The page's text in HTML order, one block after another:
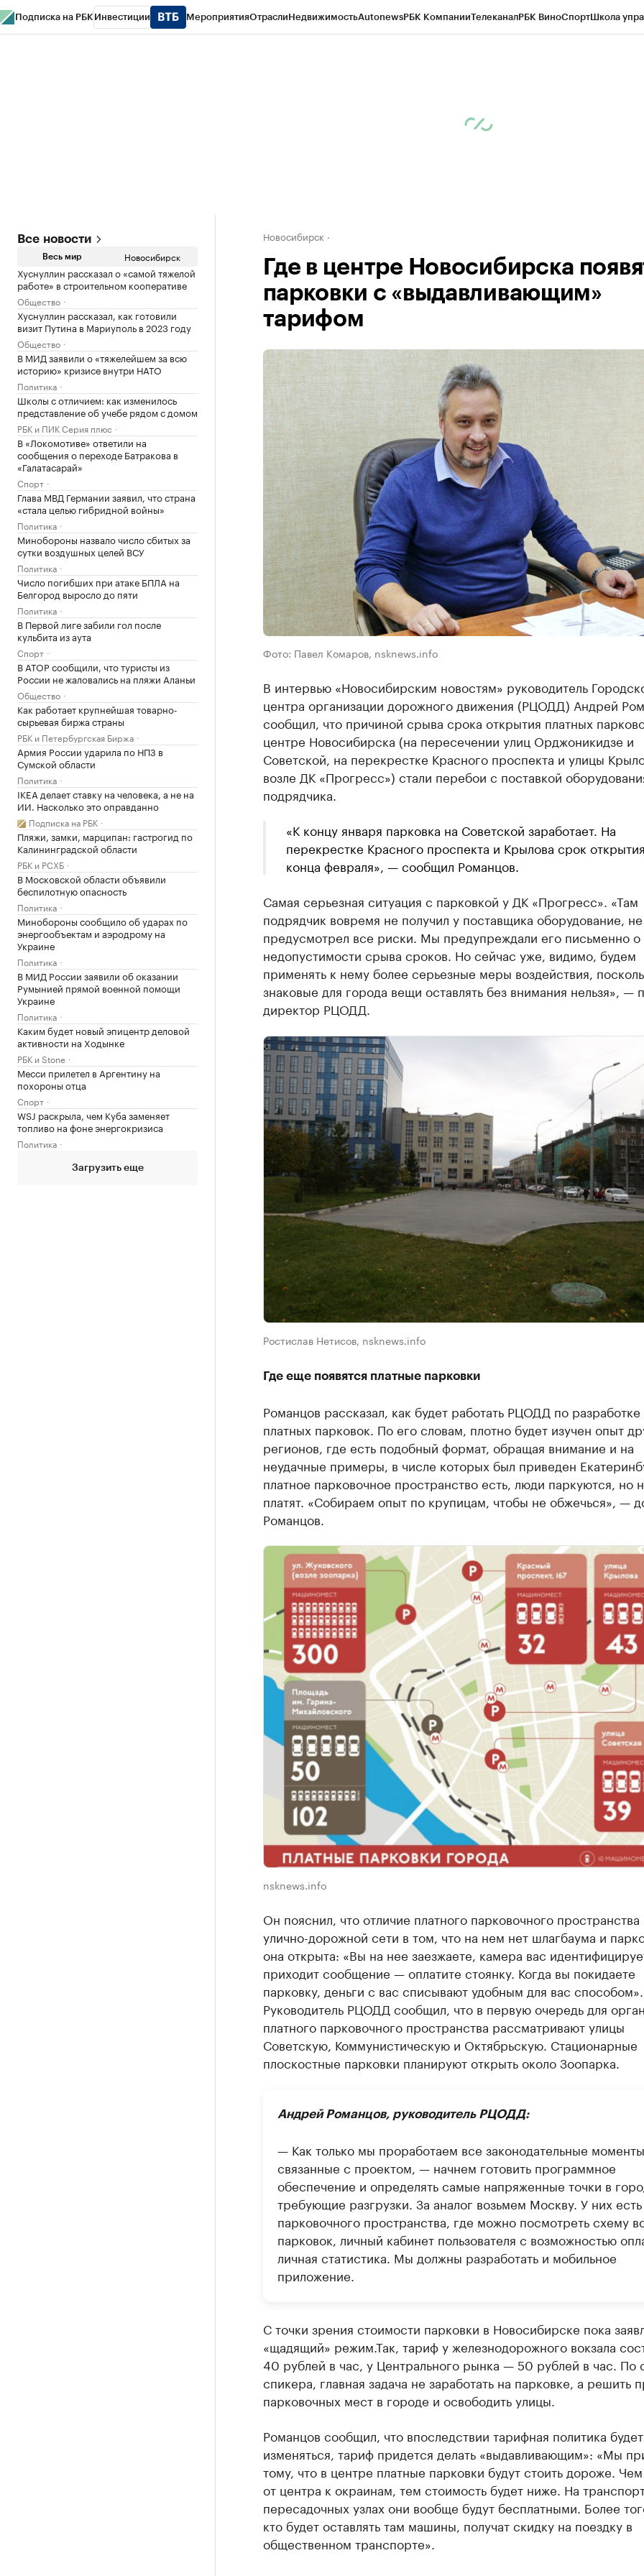
Подписка на РБК Инвестиции МероприятияОтраслиНедвижимостьAutonewsРБК КомпанииТелеканалРБК ВиноСпортШкола
Все новости
Весь мир Новосибирск
Хуснуллин рассказал о «самой тяжелой
работе» в строительном кооперативе
Общество
Хуснуллин рассказал, как готовили
визит Путина в Мариуполь в 2023 году
Общество
В МИД заявили о «тяжелейшем за всю
историю» кризисе внутри НАТО
Политика
Школы с отличием: как изменилось
представление об учебе рядом с домом
РБК и ПИК Серия плюс
В «Локомотиве» ответили на
сообщения о переходе Батракова в
«Галатасарай»
Спорт
Глава МВД Германии заявил, что страна
«стала целью гибридной войны»
Политика
Минобороны назвало число сбитых за
сутки воздушных целей ВСУ
Политика
Число погибших при атаке БПЛА на
Белгород выросло до пяти
Политика
В Первой лиге забили гол после
кульбита из аута
Спорт
В АТОР сообщили, что туристы из
России не жаловались на пляжи Аланьи
Общество
Как работает крупнейшая товарно-
сырьевая биржа страны
РБК и Петербургская Биржа
Армия России ударила по НПЗ в
Сумской области
Политика
IKEA делает ставку на человека, а не на
ИИ. Насколько это оправданно
Подписка на РБК
Пляжи, замки, марципан: гастрогид по
Калининградской области
РБК и РСХБ
В Московской области объявили
беспилотную опасность
Политика
Минобороны сообщило об ударах по
энергообъектам и аэродрому на
Украине
Политика
В МИД России заявили об оказании
Румынией прямой военной помощи
Украине
Политика
Каким будет новый эпицентр деловой
активности на Ходынке
РБК и Stone
Месси прилетел в Аргентину на
похороны отца
Спорт
WSJ раскрыла, чем Куба заменяет
топливо на фоне энергокризиса
Политика
Загрузить еще
Новосибирск
Где в центре Новосибирска
парковки с «выдавливающим»
тарифом
Фото: Павел Комаров, nsknews.info
В интервью «Новосибирским новостям» руководитель
центра организации дорожного движения (РЦОДД) Андрей
сообщил, что причиной срыва срока открытия платных
центре Новосибирска (на пересечении улиц Орджоникидзе и
Советской, на перекрестке Красного проспекта и улицы
возле ДК «Прогресс») стали перебои с поставкой
подрядчика.
«К концу января парковка на Советской заработает. На
перекрестке Красного проспекта и Крылова срок
конца февраля», — сообщил Романцов.
Самая серьезная ситуация с парковкой у ДК «Прогресс». «Там
подрядчик вовремя не получил у поставщика оборудование, не
предусмотрел все риски. Мы предупреждали его письменно о
недопустимости срыва сроков. Но сейчас уже, видимо, будем
применять к нему более серьезные меры воздействия,
знаковые для города вещи оставлять без внимания нельзя», —
директор РЦОДД.
Ростислав Нетисов, nsknews.info
Где еще появятся платные парковки
Романцов рассказал, как будет работать РЦОДД по разработке
платных парковок. По его словам, плотно будет изучен опыт
регионов, где есть подобный формат, обращая внимание и на
неудачные примеры, в числе которых был приведен
платное парковочное пространство есть, люди паркуются, но
платят. «Собираем опыт по крупицам, чтобы не обжечься», —
Романцов.
nsknews.info
Он пояснил, что отличие платного парковочного пространства
улично-дорожной сети в том, что на нем нет шлагбаума и
она открыта: «Вы на нее заезжаете, камера вас
приходит сообщение — оплатите стоянку. Когда вы покидаете
парковку, деньги с вас списывают удобным для вас способом».
Руководитель РЦОДД сообщил, что в первую очередь для
платного парковочного пространства рассматривают улицы
Советскую, Коммунистическую и Октябрьскую. Стационарные
плоскостные парковки планируют открыть около Зоопарка.
Андрей Романцов, руководитель РЦОДД:
— Как только мы проработаем все законодательные
связанные с проектом, — начнем готовить программное
обеспечение и определять самые напряженные точки в
требующие разгрузки. За аналог возьмем Москву. У них
парковочного пространства, где можно посмотреть схему
парковок, личный кабинет пользователя с возможностью
личная статистика. Мы должны разработать и мобильное
приложение.
С точки зрения стоимости парковки в Новосибирске пока
«щадящий» режим.Так, тариф у железнодорожного вокзала
40 рублей в час, у Центрального рынка — 50 рублей в час. По
спикера, главная задача не заработать на парковке, а решить
парковочных мест в городе и освободить улицы.
Романцов сообщил, что впоследствии тарифная политика будет
изменяться, тариф придется делать «выдавливающим»: «Мы
тому, что в центре платные парковки будут стоить дороже.
от центра к окраинам, тем стоимость будет ниже. На
пересадочных узлах они вообще будут бесплатными. Более
кто будет оставлять там машины, получат скидку на поездку в
общественном транспорте».